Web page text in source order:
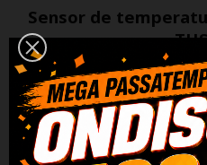
Sensor de
Sonoff SI7021 pode ser
Origin para detectar
umidade. Ele se
de construção,
medição de